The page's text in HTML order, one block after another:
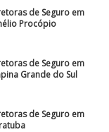
de Seguro em
Procópio
de Seguro em
Grande do Sul
de Seguro em